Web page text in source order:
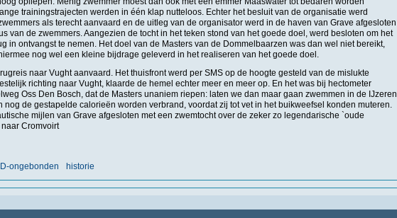
trainingstrajecten werden in één klap nutteloos. Echter het besluit van de organisatie werd
als terecht aanvaard en de uitleg van de organisator werd in de haven van Grave afgesloten
van de zwemmers. Aangezien de tocht in het teken stond van het goede doel, werd besloten om het
in ontvangst te nemen. Het doel van de Masters van de Dommelbaarzen was dan wel niet bereikt,
nog wel een kleine bijdrage geleverd in het realiseren van het goede doel.
naar Vught aanvaard. Het thuisfront werd per SMS op de hoogte gesteld van de mislukte
richting naar Vught, klaarde de hemel echter meer en meer op. En het was bij hectometer
Oss Den Bosch, dat de Masters unaniem riepen: laten we dan maar gaan zwemmen in de IJzeren
nog de gestapelde calorieën worden verbrand, voordat zij tot vet in het buikweefsel konden muteren.
mijlen van Grave afgesloten met een zwemtocht over de zeker zo legendarische `oude
Cromvoirt
ongebonden historie